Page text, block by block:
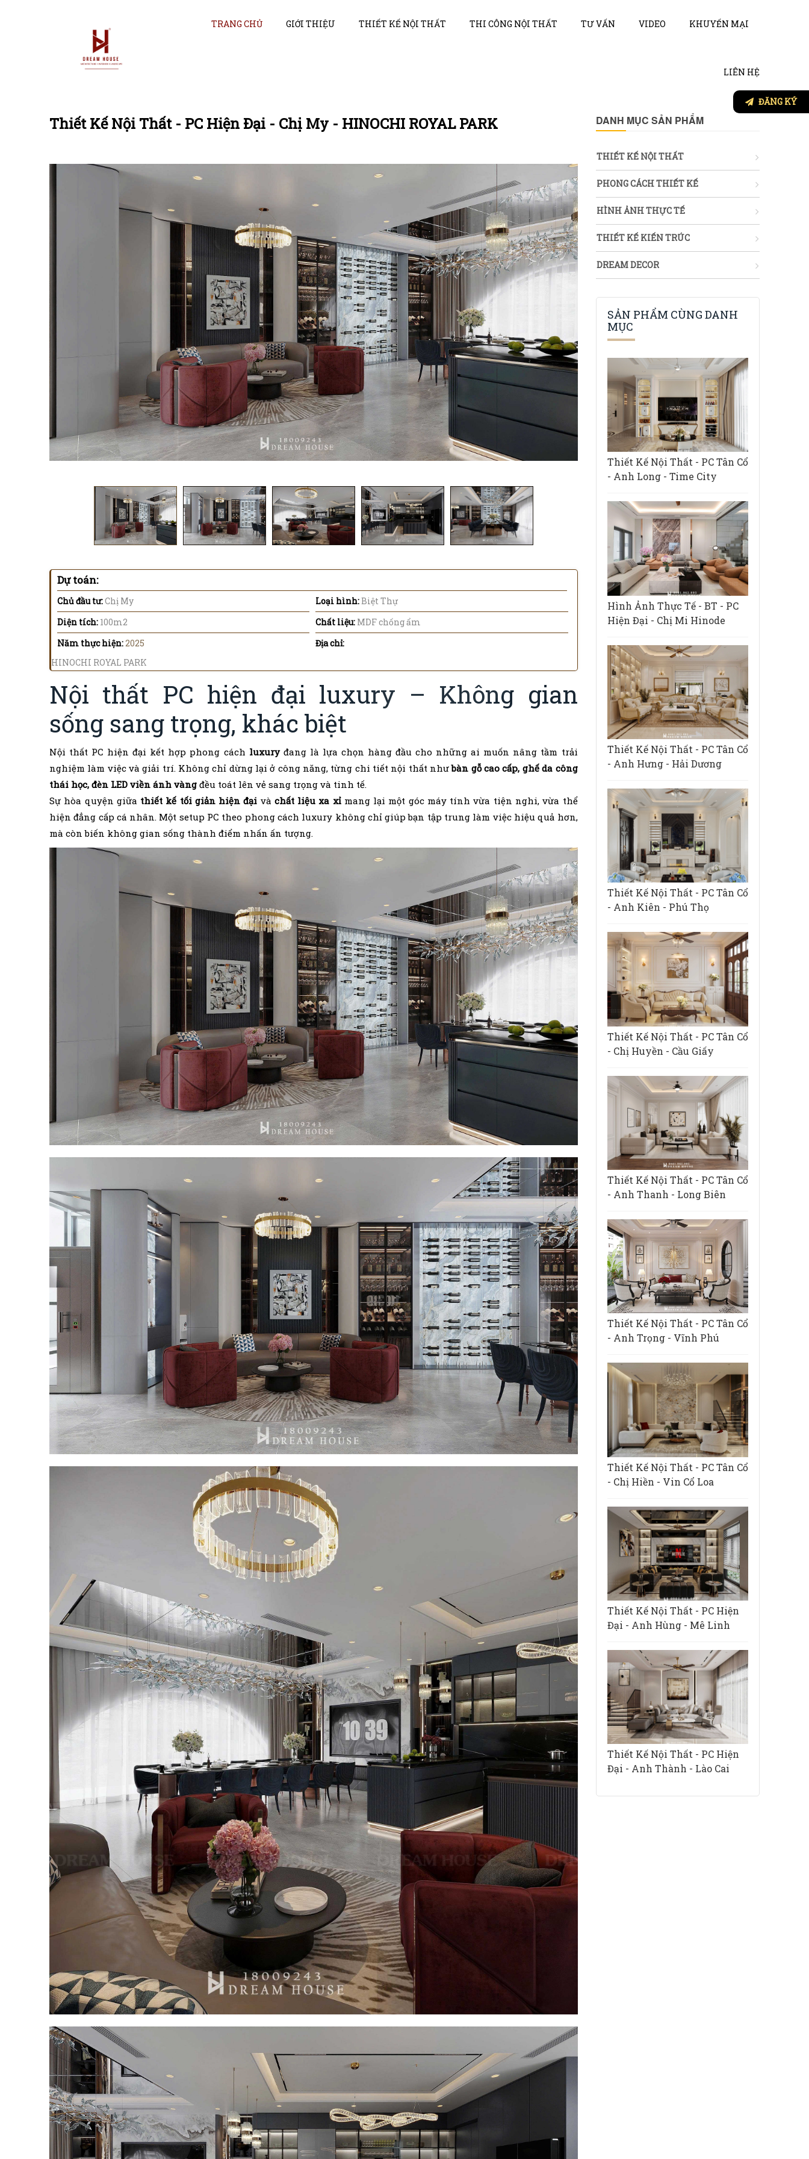
TRANG CHỦ GIỚI THIỆU THIẾT KẾ NỘI THẤT THI CÔNG NỘI THẤT TƯ VẤN VIDEO KHUYẾN MẠI
LIÊN HỆ
Thiết Kế Nội Thất - PC Hiện Đại - Chị My - HINOCHI ROYAL PARK
Dự toán:
Chủ đầu tư:Chị My Loại hình:Biệt Thự
Diện tích: 100m2 Chất liệu: MDF chống ẩm
Năm thực hiện:2025
Địa chỉ:
HINOCHI ROYAL PARK
Nội thất PC hiện đại luxury – Không gian
sống sang trọng, khác biệt
Nội thất PC hiện đại kết hợp phong cách luxuryđang là lựa chọn hàng đầu cho những ai muốn nâng tầm trải
nghiệm làm việc và giải trí. Không chỉ dừng lại ở công năng, từng chi tiết nội thất nhưbàn gỗ cao cấp, ghế da công
thái học, đèn LED viền ánh vàng đều toát lên vẻ sang trọng và tinh tế.
Sự hòa quyện giữa thiết kế tối giản hiện đại và chất liệu xa xỉmang lại một góc máy tính vừa tiện nghi, vừa thể
hiện đẳng cấp cá nhân. Một setup PC theo phong cách luxury không chỉ giúp bạn tập trung làm việc hiệu quả hơn,
mà còn biến không gian sống thành điểm nhấn ấn tượng.
DANH MỤC SẢN PHẨM
THIẾT KẾ NỘI THẤT
PHONG CÁCH THIẾT KẾ
HÌNH ẢNH THỰC TẾ
THIẾT KẾ KIẾN TRÚC
DREAM DECOR
SẢN PHẨM CÙNG DANH
MỤC
Thiết Kế Nội Thất - PC Tân Cổ
- Anh Long - Time City
Hình Ảnh Thực Tế - BT - PC
Hiện Đại - Chị Mi Hinode
Thiết Kế Nội Thất - PC Tân Cổ
- Anh Hưng - Hải Dương
Thiết Kế Nội Thất - PC Tân Cổ
- Anh Kiên - Phú Thọ
Thiết Kế Nội Thất - PC Tân Cổ
- Chị Huyền - Cầu Giấy
Thiết Kế Nội Thất - PC Tân Cổ
- Anh Thanh - Long Biên
Thiết Kế Nội Thất - PC Tân Cổ
- Anh Trọng - Vĩnh Phú
Thiết Kế Nội Thất - PC Tân Cổ
- Chị Hiền - Vin Cổ Loa
Thiết Kế Nội Thất - PC Hiện
Đại - Anh Hùng - Mê Linh
Thiết Kế Nội Thất - PC Hiện
Đại - Anh Thành - Lào Cai
ĐĂNG KÝ